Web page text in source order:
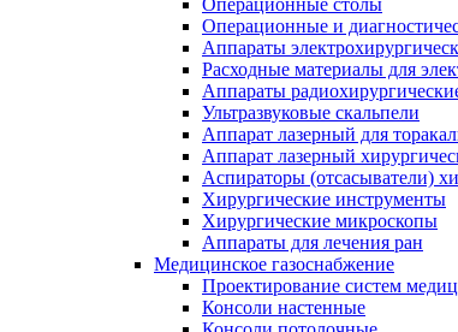
Операционные столы
Операционные и
Аппараты
Расходные материалы для
Аппараты
Ультразвуковые скальпели
Аппарат лазерный для
Аппарат лазерный
Аспираторы (отсасыватели)
Хирургические инструменты
Хирургические микроскопы
Аппараты для лечения ран
Медицинское газоснабжение
Проектирование систем
Консоли настенные